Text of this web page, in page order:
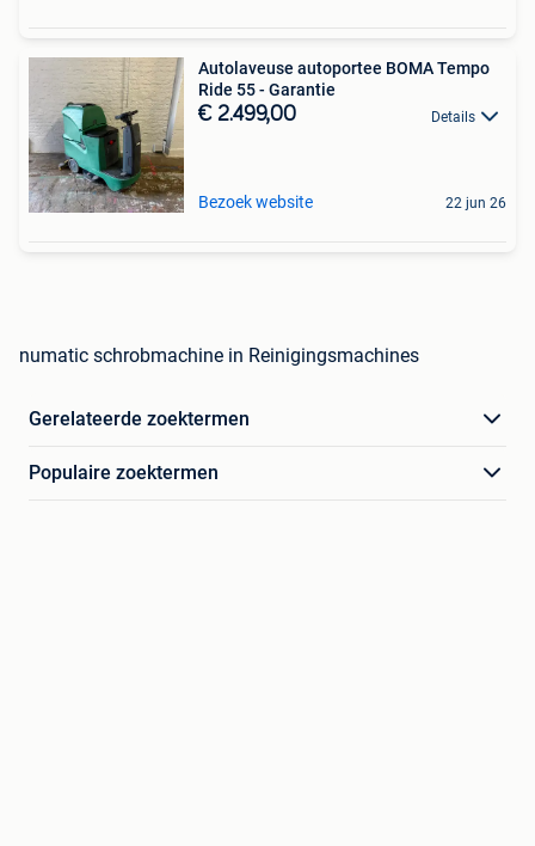
Autolaveuse autoportee BOMA Tempo
Ride 55 - Garantie
€ 2.499,00 Details
Bezoek website 22 jun 26
numatic schrobmachine in Reinigingsmachines
Gerelateerde zoektermen
Populaire zoektermen